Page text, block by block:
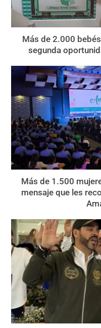
Más de 2.000
segunda
Más de 1.500
mensaje que les